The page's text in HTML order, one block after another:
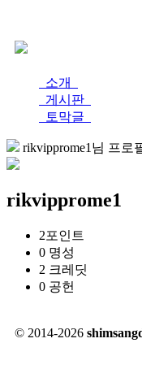
소개
게시판
토막글
rikvipprome1님 프로
rikvipprome1
2포인트
0 명성
2 크레딧
0 공헌
© 2014-2026